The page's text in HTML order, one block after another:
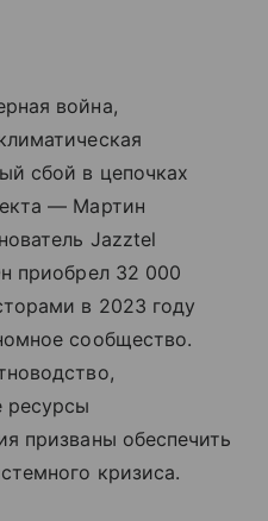
война,
сбой в цепочках
— Мартин
Jazztel
приобрел 32 000
в 2023 году
сообщество.
ресурсы
призваны обеспечить
кризиса.